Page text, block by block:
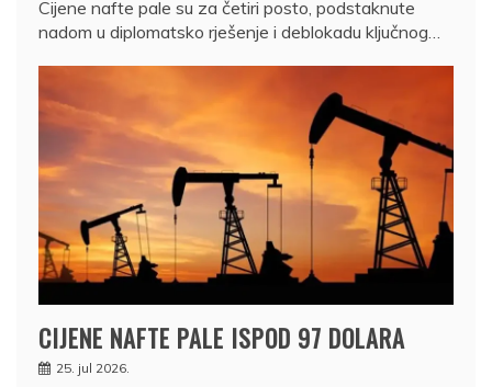
Cijene nafte pale su za četiri posto, podstaknute
nadom u diplomatsko rješenje i deblokadu ključnog…
CIJENE NAFTE PALE ISPOD 97 DOLARA
25. jul 2026.